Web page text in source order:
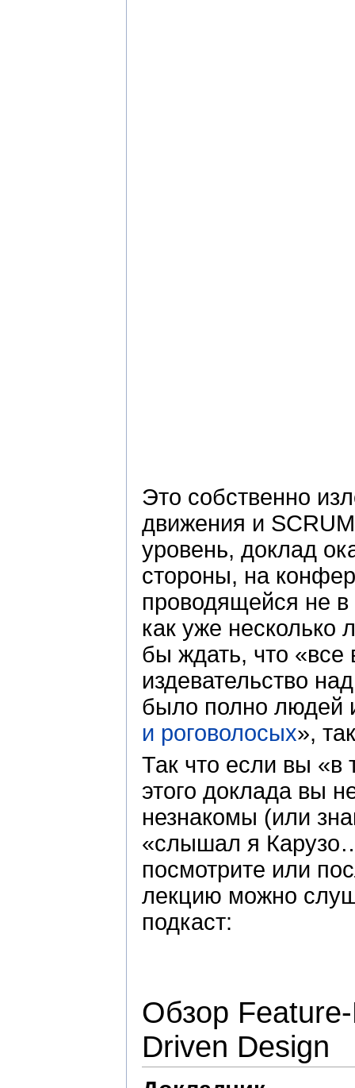
Это собственно
движения и
уровень, доклад
стороны, на
проводящейся не
как уже несколько
бы ждать, что «все
издевательство
было полно людей
и роговолосых»,
Так что если вы «в
этого доклада вы
незнакомы (или
«слышал я
посмотрите или
лекцию можно
подкаст:
Обзор
Driven Design